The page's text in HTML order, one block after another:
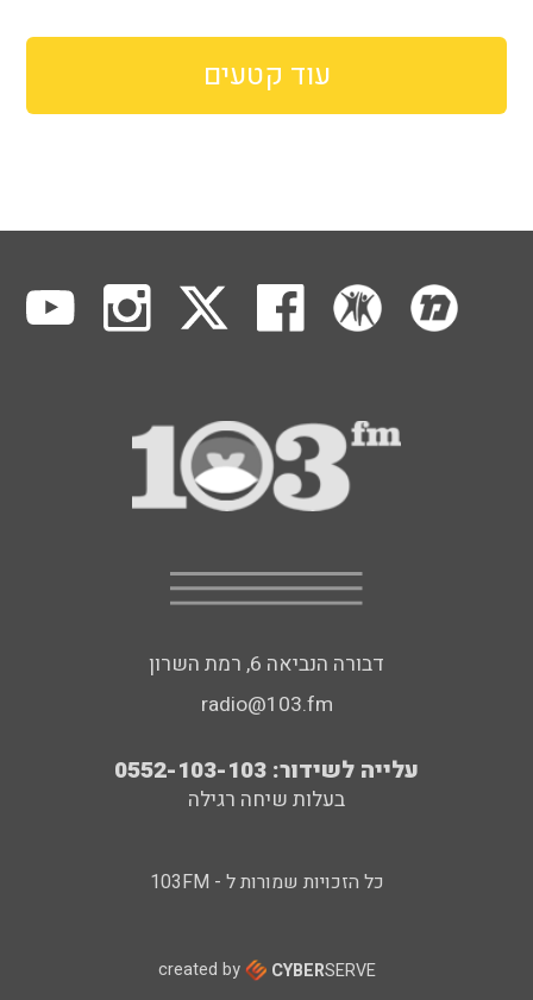
עוד קטעים
דבורה הנביאה 6, רמת השרון
radio@103.fm
עלייה לשידור: 0552-103-103
בעלות שיחה רגילה
כל הזכויות שמורות ל - 103FM
created by CYBERSERVE